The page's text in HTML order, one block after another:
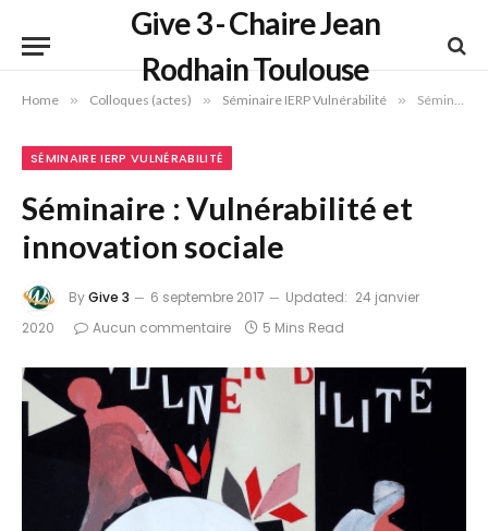
Give 3 - Chaire Jean
Rodhain Toulouse
Home » Colloques (actes) » Séminaire IERP Vulnérabilité » Séminaire : Vulnérabilité et innovation sociale
SÉMINAIRE IERP VULNÉRABILITÉ
Séminaire : Vulnérabilité et
innovation sociale
ByGive 3 6 septembre 2017 Updated: 24 janvier
2020
Aucun commentaire 5 Mins Read